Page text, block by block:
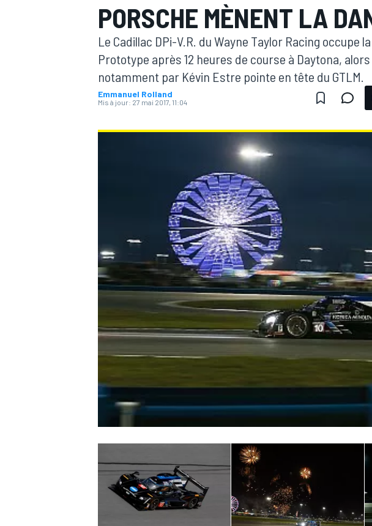
MOTOGP
WEC
PORSCHE MÈNENT LA
Le Cadillac DPi-V.R. du Wayne Taylor Racing occupe
Prototype après 12 heures de course à Daytona,
notamment par Kévin Estre pointe en tête du GTLM.
Emmanuel Rolland
Mis à jour: 27 mai 2017, 11:04